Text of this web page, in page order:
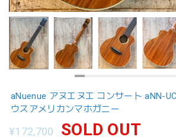
aNuenue アヌエヌエ コンサート aNN-
ウスアメリカンマホガニー
¥172,700 SOLD OUT